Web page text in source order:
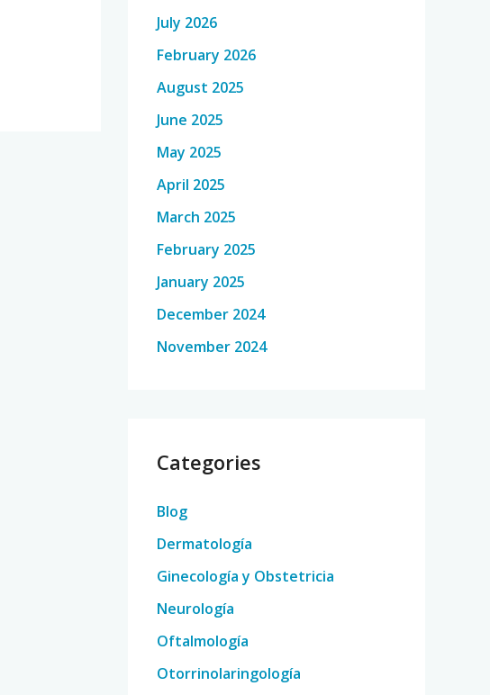
July 2026
February 2026
August 2025
June 2025
May 2025
April 2025
March 2025
February 2025
January 2025
December 2024
November 2024
Categories
Blog
Dermatología
Ginecología y Obstetricia
Neurología
Oftalmología
Otorrinolaringología